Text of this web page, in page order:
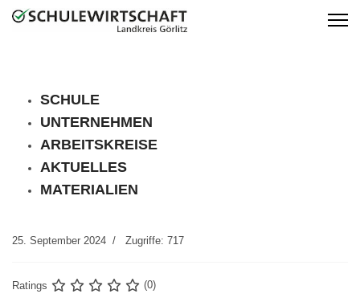
SCHULE
UNTERNEHMEN
ARBEITSKREISE
AKTUELLES
MATERIALIEN
25. September 2024 Zugriffe: 717
Ratings (0)